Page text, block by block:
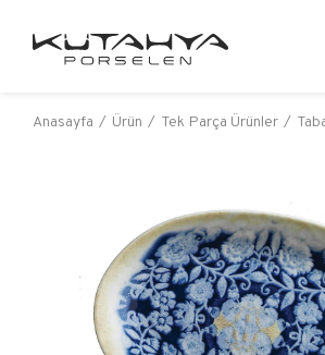
Anasayfa Ürün Tek Parça Ürünler